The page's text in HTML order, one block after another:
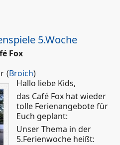
5.Woche
Fox
(Broich)
Hallo liebe Kids,
das Café Fox hat wieder
tolle Ferienangebote für
Euch geplant:
Unser Thema in der
5.Ferienwoche heißt: